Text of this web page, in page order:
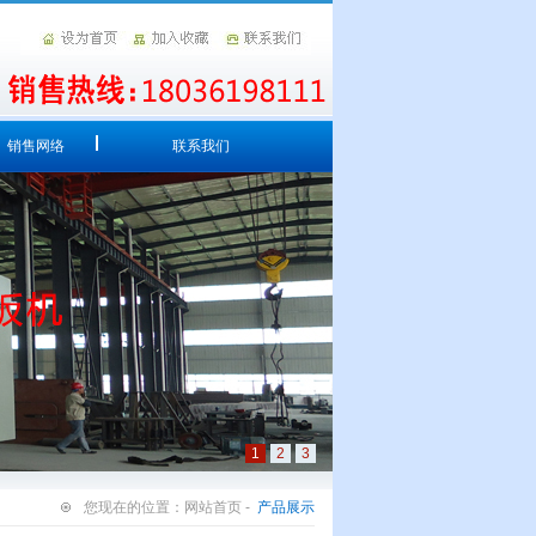
销售网络 联系我们
1 2 3
您现在的位置：网站首页 - 产品展示